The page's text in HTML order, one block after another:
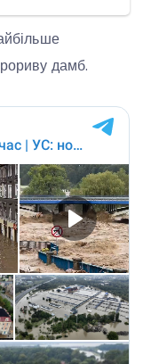
дамб.